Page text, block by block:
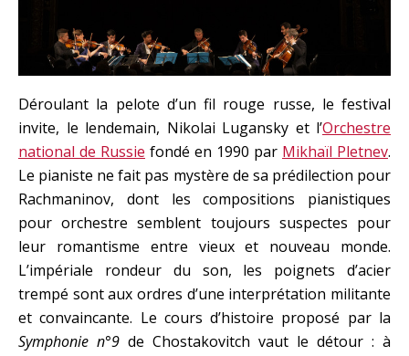
Déroulant la pelote d’un fil rouge russe, le festival
invite, le lendemain, Nikolai Lugansky et l’Orchestre
national de Russie fondé en 1990 par Mikhaïl Pletnev.
Le pianiste ne fait pas mystère de sa prédilection pour
Rachmaninov, dont les compositions pianistiques
pour orchestre semblent toujours suspectes pour
leur romantisme entre vieux et nouveau monde.
L’impériale rondeur du son, les poignets d’acier
trempé sont aux ordres d’une interprétation militante
et convaincante. Le cours d’histoire proposé par la
Symphonie n°9 de Chostakovitch vaut le détour : à